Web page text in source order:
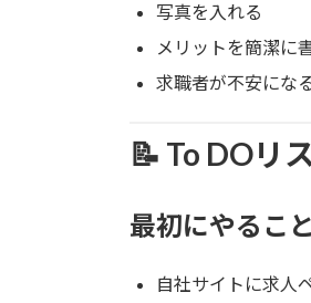
写真を入れる
メリットを簡潔に
求職者が不安にな
📝 To DOリ
最初にやること
自社サイトに求人